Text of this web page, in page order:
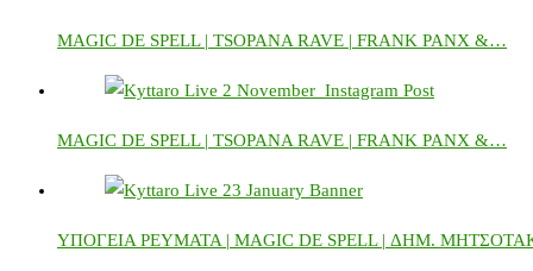
MAGIC DE SPELL | TSOPANA RAVE | FRANK PANX &…
MAGIC DE SPELL | TSOPANA RAVE | FRANK PANX &…
ΥΠΟΓΕΙΑ ΡΕΥΜΑΤΑ | MAGIC DE SPELL | ΔΗΜ.